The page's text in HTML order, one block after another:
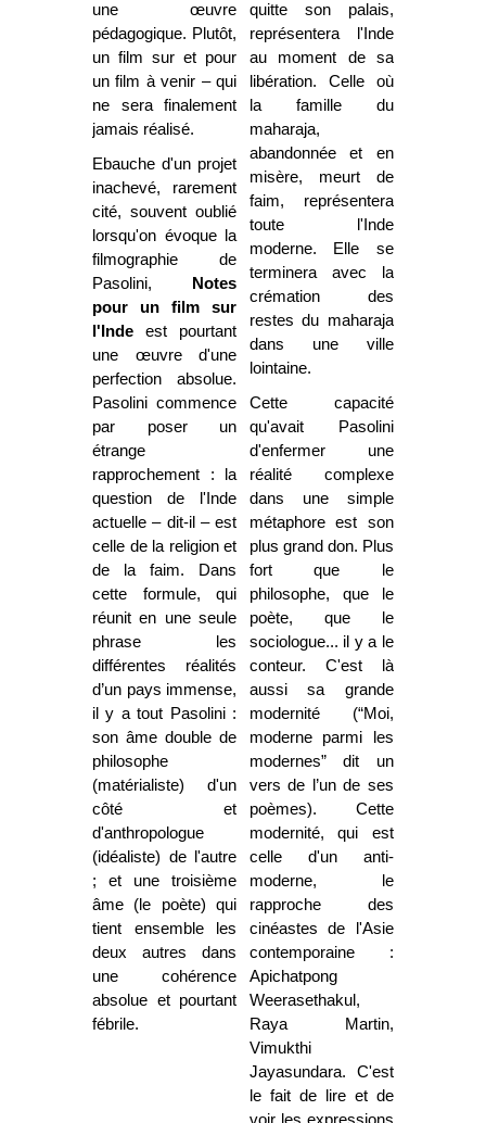
une œuvre
pédagogique. Plutôt,
un film sur et pour
un film à venir – qui
ne sera finalement
jamais réalisé.
Ebauche d'un projet
inachevé, rarement
cité, souvent oublié
lorsqu'on évoque la
filmographie de
Pasolini, Notes
pour un film sur
l'Inde est pourtant
une œuvre d'une
perfection absolue.
Pasolini commence
par poser un
étrange
rapprochement : la
question de l'Inde
actuelle – dit-il – est
celle de la religion et
de la faim. Dans
cette formule, qui
réunit en une seule
phrase les
différentes réalités
d’un pays immense,
il y a tout Pasolini :
son âme double de
philosophe
(matérialiste) d'un
côté et
d'anthropologue
(idéaliste) de l'autre
; et une troisième
âme (le poète) qui
tient ensemble les
deux autres dans
une cohérence
absolue et pourtant
fébrile.
quitte son palais,
représentera l'Inde
au moment de sa
libération. Celle où
la famille du
maharaja,
abandonnée et en
misère, meurt de
faim, représentera
toute l'Inde
moderne. Elle se
terminera avec la
crémation des
restes du maharaja
dans une ville
lointaine.
Cette capacité
qu'avait Pasolini
d'enfermer une
réalité complexe
dans une simple
métaphore est son
plus grand don. Plus
fort que le
philosophe, que le
poète, que le
sociologue... il y a le
conteur. C'est là
aussi sa grande
modernité (“Moi,
moderne parmi les
modernes” dit un
vers de l’un de ses
poèmes). Cette
modernité, qui est
celle d'un anti-
moderne, le
rapproche des
cinéastes de l'Asie
contemporaine :
Apichatpong
Weerasethakul,
Raya Martin,
Vimukthi
Jayasundara. C'est
le fait de lire et de